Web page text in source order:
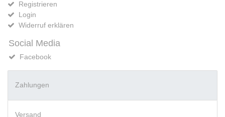
Registrieren
Login
Widerruf erklären
Social Media
Facebook
Zahlungen
Versand